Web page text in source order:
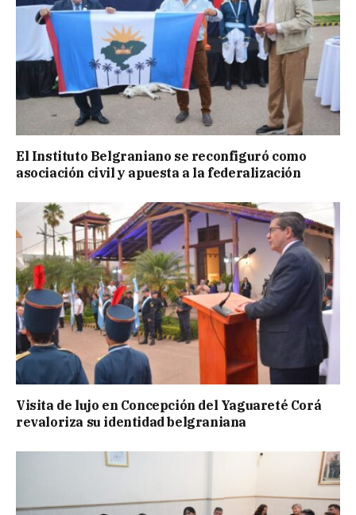
El Instituto Belgraniano se reconfiguró como
asociación civil y apuesta a la federalización
Visita de lujo en Concepción del Yaguareté Corá
revaloriza su identidad belgraniana